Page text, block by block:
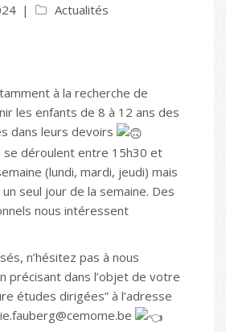
Actualités
à la recherche de
les enfants de 8 à 12 ans des
dans leurs devoirs
se déroulent entre 15h30 et
(lundi, mardi, jeudi) mais
seul jour de la semaine. Des
nous intéressent
n’hésitez pas à nous
précisant dans l’objet de votre
études dirigées” à l’adresse